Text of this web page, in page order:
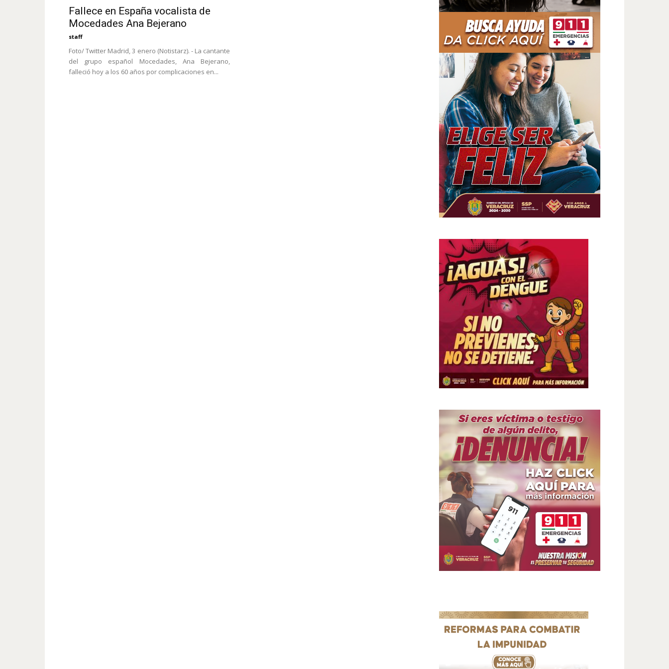
Fallece en España vocalista de
Mocedades Ana Bejerano
staff
Foto/ Twitter Madrid, 3 enero (Notistarz). - La cantante
del grupo español Mocedades, Ana Bejerano,
falleció hoy a los 60 años por complicaciones en...